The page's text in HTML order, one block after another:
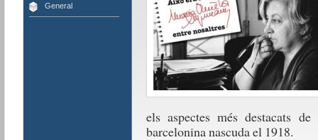
General
els aspectes més destacats
barcelonina nascuda el 1918.